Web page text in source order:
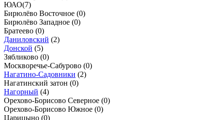
ЮАО(7)
Бирюлёво Восточное (0)
Бирюлёво Западное (0)
Братеево (0)
Даниловский (2)
Донской (5)
Зябликово (0)
Москворечье-Сабурово (0)
Нагатино-Садовники (2)
Нагатинский затон (0)
Нагорный (4)
Орехово-Борисово Северное (0)
Орехово-Борисово Южное (0)
Царицыно (0)